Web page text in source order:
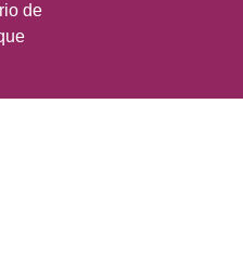
de